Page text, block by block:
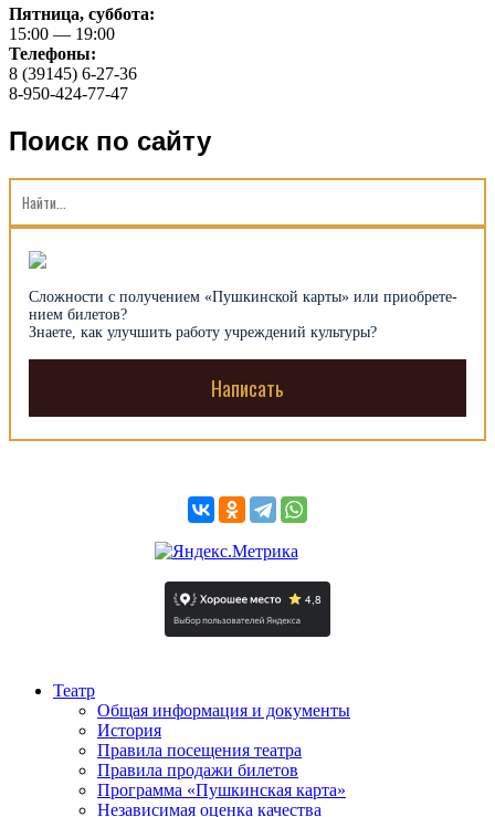
Пятница, суббота:
15:00 — 19:00
Телефоны:
8 (39145) 6-27-36
8-950-424-77-47
Поиск по сайту
Сложности с получением «Пуш­кин­ской карты» или при­об­рете­
нием билетов?
Знаете, как улуч­шить рабо­ту уч­ре­ждений культуры?
Написать
Театр
Общая информация и документы
История
Правила посещения театра
Правила продажи билетов
Программа «Пушкинская карта»
Независимая оценка качества